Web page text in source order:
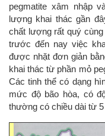
pegmatite xâm nhập
lượng khai thác gần
chất lượng rất quý
trước đến nay việc
được nhặt đơn giản
khai thác từ phần mỏ
Các tinh thể có dạng
mức độ bão hòa, có
thường có chiều dài từ